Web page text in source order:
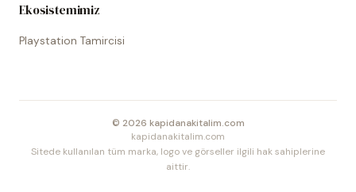
Ekosistemimiz
Playstation Tamircisi
© 2026 kapidanakitalim.com
kapidanakitalim.com
Sitede kullanılan tüm marka, logo ve görseller ilgili hak sahiplerine
aittir.